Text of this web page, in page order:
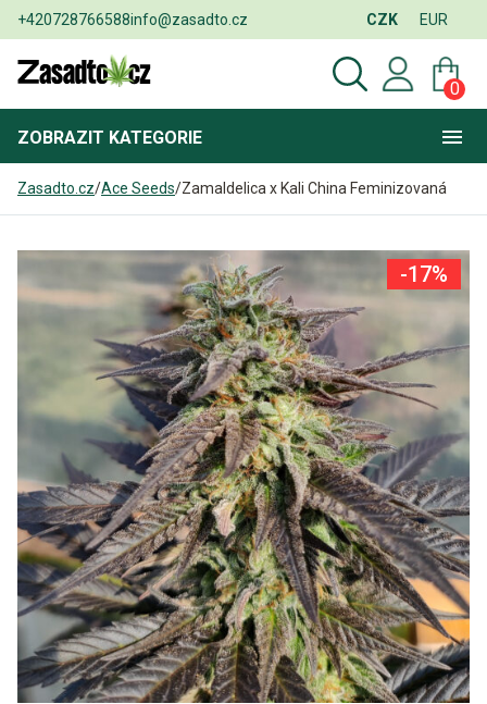
+420728766588info@zasadto.cz CZK EUR
0
ZOBRAZIT KATEGORIE
Zasadto.cz/Ace Seeds/Zamaldelica x Kali China Feminizovaná
-17%